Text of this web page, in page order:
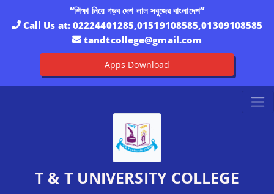
“শিক্ষা নিয়ে গড়ব দেশ লাল সবুজের বাংলাদেশ”
Call Us at: 02224401285,01519108585,01309108585
tandtcollege@gmail.com
Apps Download
T & T UNIVERSITY COLLEGE